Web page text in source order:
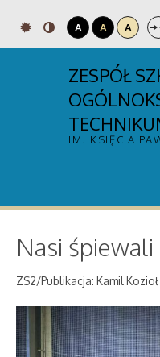
A A A
ZESPÓŁ
IM. KSIĘCIA
Nasi
ZS2/Publikacja: Kamil Kozioł